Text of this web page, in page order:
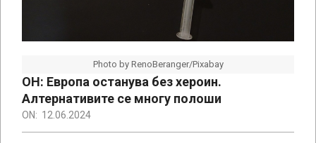
Photo by RenoBeranger/Pixabay
ОН: Европа останува без хероин.
Алтернативите се многу полоши
ON: 12.06.2024